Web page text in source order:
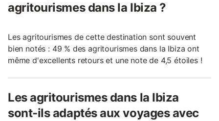
agritourismes dans la Ibiza ?
Les agritourismes de cette destination sont souvent
bien notés : 49 % des agritourismes dans la Ibiza ont
même d'excellents retours et une note de 4,5 étoiles !
Les agritourismes dans la Ibiza
sont-ils adaptés aux voyages avec